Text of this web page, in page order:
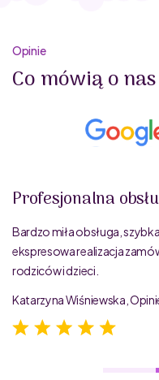
Opinie
Co mówią o
Profesjonalna
Bardzo miła obsługa,
ekspresowa realizacja
rodziców i dzieci.
Katarzyna Wiśniewska,